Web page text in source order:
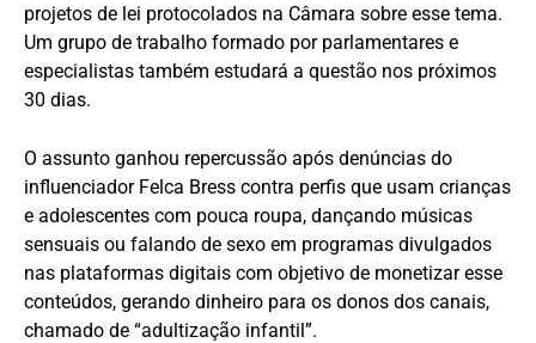
projetos de lei protocolados na Câmara sobre esse tema.
Um grupo de trabalho formado por parlamentares e
especialistas também estudará a questão nos próximos
30 dias.
O assunto ganhou repercussão após denúncias do
influenciador Felca Bress contra perfis que usam crianças
e adolescentes com pouca roupa, dançando músicas
sensuais ou falando de sexo em programas divulgados
nas plataformas digitais com objetivo de monetizar esse
conteúdos, gerando dinheiro para os donos dos canais,
chamado de “adultização infantil”.